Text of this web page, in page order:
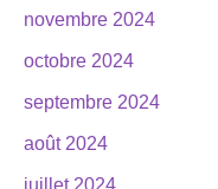
novembre 2024
octobre 2024
septembre 2024
août 2024